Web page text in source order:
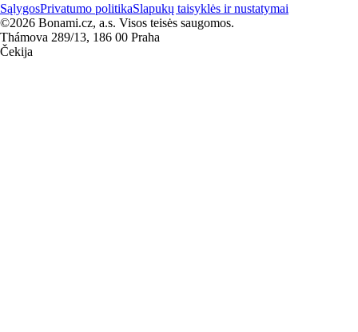
SąlygosPrivatumo politikaSlapukų taisyklės ir nustatymai
©2026 Bonami.cz, a.s. Visos teisės saugomos.
Thámova 289/13, 186 00 Praha
Čekija